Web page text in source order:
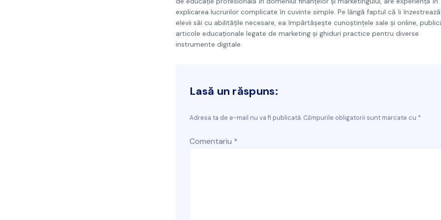
explicarea lucrurilor complicate în cuvinte simple. Pe lângă faptul că îi
elevii săi cu abilitățile necesare, ea împărtășește cunoștințele sale și online,
articole educaționale legate de marketing și ghiduri practice pentru diverse
instrumente digitale.
Lasă un răspuns:
Adresa ta de e-mail nu va fi publicată. Câmpurile obligatorii sunt marcate cu *
Comentariu *